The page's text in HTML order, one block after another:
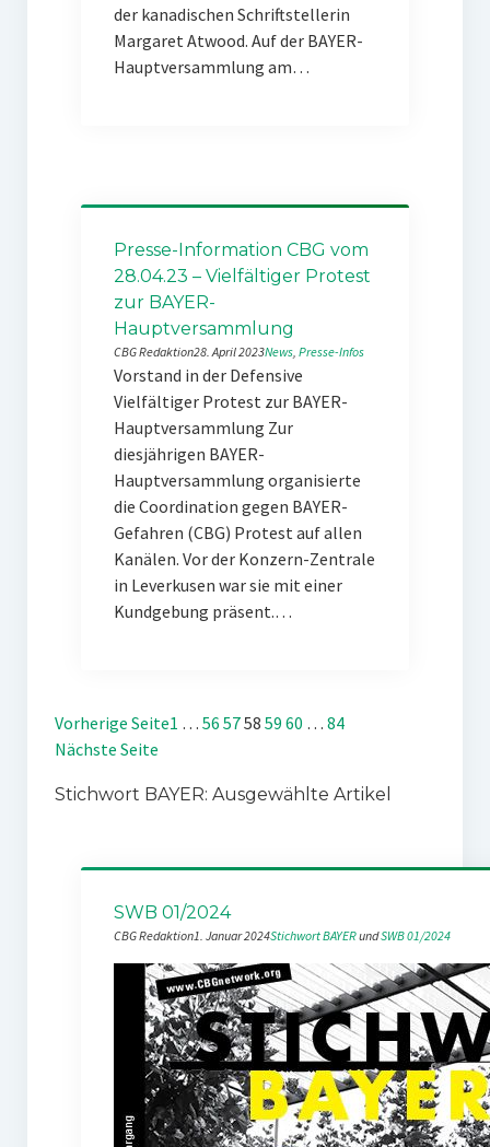
der kanadischen Schriftstellerin
Margaret Atwood. Auf der BAYER-
Hauptversammlung am…
Presse-Information CBG vom
28.04.23 – Vielfältiger Protest
zur BAYER-
Hauptversammlung
CBG Redaktion28. April 2023News, Presse-Infos
Vorstand in der Defensive
Vielfältiger Protest zur BAYER-
Hauptversammlung Zur
diesjährigen BAYER-
Hauptversammlung organisierte
die Coordination gegen BAYER-
Gefahren (CBG) Protest auf allen
Kanälen. Vor der Konzern-Zentrale
in Leverkusen war sie mit einer
Kundgebung präsent.…
Vorherige Seite1 … 56 5758 59 60 … 84
Nächste Seite
Stichwort BAYER: Ausgewählte Artikel
SWB 01/2024
CBG Redaktion1. Januar 2024Stichwort BAYER und SWB 01/2024